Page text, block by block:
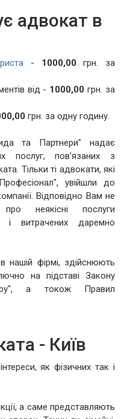
адвокат в
- 1000,00 грн. за
від - 1000,00 грн. за
грн. за одну годину.
та Партнери" надає
послуг, пов’язаних з
Тільки ті адвокати, які
увійшли до
Відповідно Вам не
неякісні послуги
і витрачених даремно
фірмі, здійснюють
на підставі Закону
а токож Правил
- Київ
як фізичних так і
а саме представляють